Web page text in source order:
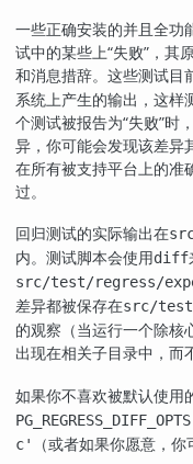
一些正确安装的并且全功
试中的某些上“失败” ，其
和消息措辞。这些测试目
系统上产生的输出，这样
个测试被报告为“失败”时
异，你可能会发现该差异
在所有被支持平台上的准
过。
回归测试的实际输出在
内。测试脚本会使用diff
src/test/regress/
差异都被保存在src/
的观察（当运行一个除核
出现在相关子目录中，而
如果你不喜欢被默认使用
PG_REGRESS_DIFF_OPTS
c'
（或者如果你愿意，